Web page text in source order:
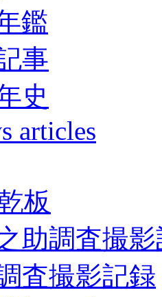
鑑
事
史
articles
板
助調査撮
査撮影記録